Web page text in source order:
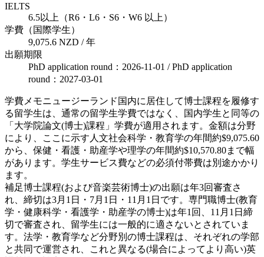
IELTS
6.5以上（R6・L6・S6・W6 以上）
学費（国際学生）
9,075.6 NZD / 年
出願期限
PhD application round：2026-11-01 / PhD application
round：2027-03-01
学費メモニュージーランド国内に居住して博士課程を履修す
る留学生は、通常の留学生学費ではなく、国内学生と同等の
「大学院論文(博士)課程」学費が適用されます。金額は分野
により、ここに示す人文社会科学・教育学の年間約$9,075.60
から、保健・看護・助産学や理学の年間約$10,570.80まで幅
があります。学生サービス費などの必須付帯費は別途かかり
ます。
補足博士課程(および音楽芸術博士)の出願は年3回審査さ
れ、締切は3月1日・7月1日・11月1日です。専門職博士(教育
学・健康科学・看護学・助産学の博士)は年1回、11月1日締
切で審査され、留学生には一般的に適さないとされていま
す。法学・教育学など分野別の博士課程は、それぞれの学部
と共同で運営され、これと異なる(場合によってより高い)英